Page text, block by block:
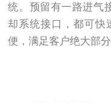
统。预留有一路进气
却系统接口，都可快
便，满足客户绝大部分